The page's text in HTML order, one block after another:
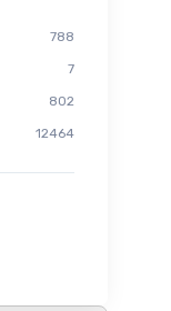
788
7
802
12464